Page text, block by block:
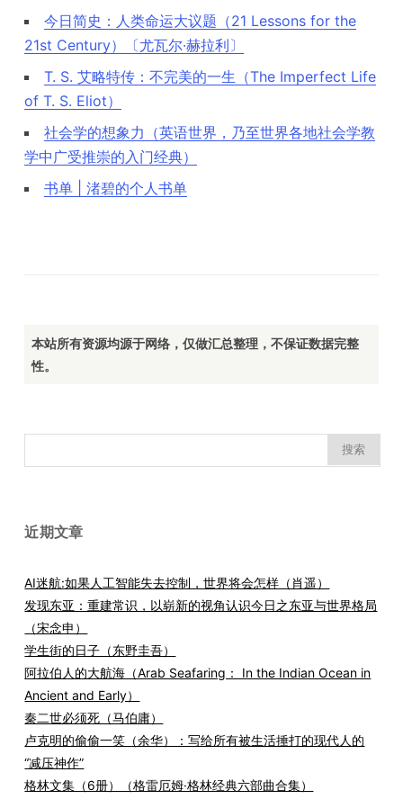
今日简史：人类命运大议题（21 Lessons for the
21st Century）〔尤瓦尔·赫拉利〕
T. S. 艾略特传：不完美的一生（The Imperfect Life
of T. S. Eliot）
社会学的想象力（英语世界，乃至世界各地社会学教
学中广受推崇的入门经典）
书单 | 渚碧的个人书单
本站所有资源均源于网络，仅做汇总整理，不保证数据完整
性。
索：
近期文章
AI迷航:如果人工智能失去控制，世界将会怎样（肖遥）
发现东亚：重建常识，以崭新的视角认识今日之东亚与世界格局
（宋念申）
学生街的日子（东野圭吾）
阿拉伯人的大航海（Arab Seafaring： In the Indian Ocean in
Ancient and Early）
秦二世必须死（马伯庸）
卢克明的偷偷一笑（余华）：写给所有被生活捶打的现代人的
“减压神作”
格林文集（6册）（格雷厄姆·格林经典六部曲合集）